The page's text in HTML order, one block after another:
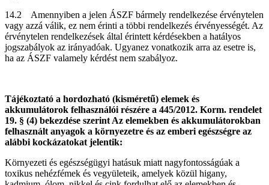
14.2 Amennyiben a jelen ÁSZF bármely rendelkezése érvénytelen
vagy azzá válik, ez nem érinti a többi rendelkezés érvényességét. Az
érvénytelen rendelkezések által érintett kérdésekben a hatályos
jogszabályok az irányadóak. Ugyanez vonatkozik arra az esetre is,
ha az ÁSZF valamely kérdést nem szabályoz.
Tájékoztató a hordozható (kisméretű) elemek és
akkumulátorok felhasználói részére a 445/2012. Korm. rendelet
19. § (4) bekezdése szerint Az elemekben és akkumulátorokban
felhasznált anyagok a környezetre és az emberi egészségre az
alábbi kockázatokat jelentik:
Környezeti és egészségügyi hatásuk miatt nagyfontosságúak a
toxikus nehézfémek és vegyületeik, amelyek közül higany,